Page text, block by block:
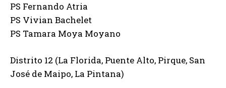
PS Fernando Atria
PS Vivian Bachelet
PS Tamara Moya Moyano
Distrito 12 (La Florida, Puente Alto, Pirque, San
José de Maipo, La Pintana)